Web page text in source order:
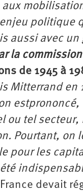
politique
aussi avec
la
de 1945 à
Mitterrand en
ou tel
Pourtant, on
pour les
devait